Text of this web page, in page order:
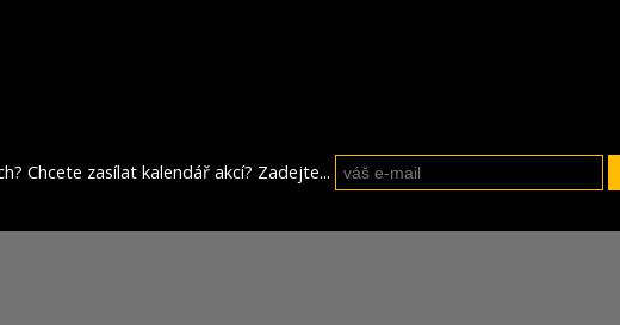
Chcete zasílat kalendář akcí? Zadejte...